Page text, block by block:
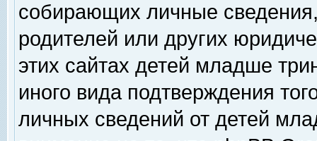
собирающих личные
родителей или других
этих сайтах детей младше
иного вида подтверждения
личных сведений от детей